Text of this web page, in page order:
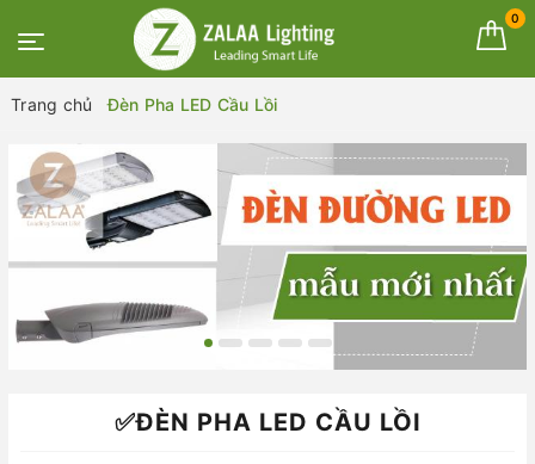
0
Trang chủ Đèn Pha LED Cầu Lồi
✅ĐÈN PHA LED CẦU LỒI